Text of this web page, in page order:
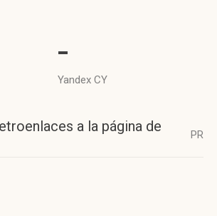
-
Yandex CY
a la página de
PR